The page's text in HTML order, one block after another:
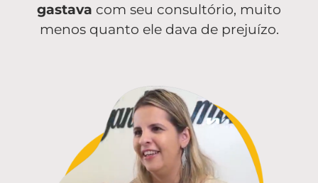
gastava com seu consultório, muito
menos quanto ele dava de prejuízo.